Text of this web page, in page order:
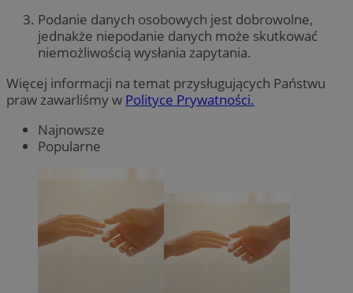
Podanie danych osobowych jest dobrowolne,
jednakże niepodanie danych może skutkować
niemożliwością wysłania zapytania.
Więcej informacji na temat przysługujących Państwu
praw zawarliśmy w Polityce Prywatności.
Najnowsze
Popularne